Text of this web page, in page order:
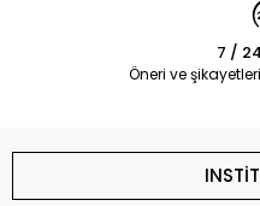
7 /
Öneri ve